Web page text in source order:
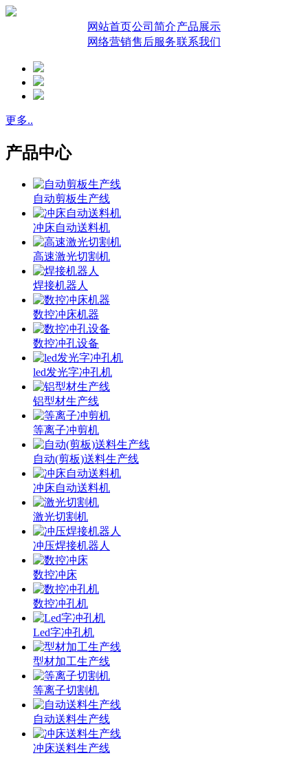
网站首页公司简介产品展示
网络营销售后服务联系我们
更多..
产品中心
自动剪板生产线
冲床自动送料机
高速激光切割机
焊接机器人
数控冲床机器
数控冲孔设备
led发光字冲孔机
铝型材生产线
等离子冲剪机
自动(剪板)送料生产线
冲床自动送料机
激光切割机
冲压焊接机器人
数控冲床
数控冲孔机
Led字冲孔机
型材加工生产线
等离子切割机
自动送料生产线
冲床送料生产线